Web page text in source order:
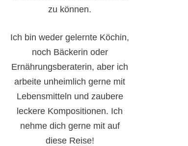
zu können.
Ich bin weder gelernte Köchin,
noch Bäckerin oder
Ernährungsberaterin, aber ich
arbeite unheimlich gerne mit
Lebensmitteln und zaubere
leckere Kompositionen. Ich
nehme dich gerne mit auf
diese Reise!